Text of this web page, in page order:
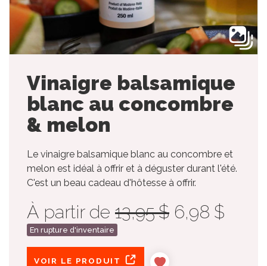
Vinaigre balsamique
blanc au concombre
& melon
Le vinaigre balsamique blanc au concombre et
melon est idéal à offrir et à déguster durant l'été.
C'est un beau cadeau d'hôtesse à offrir.
À partir de 13,95 $ 6,98 $
En rupture d'inventaire
VOIR LE PRODUIT